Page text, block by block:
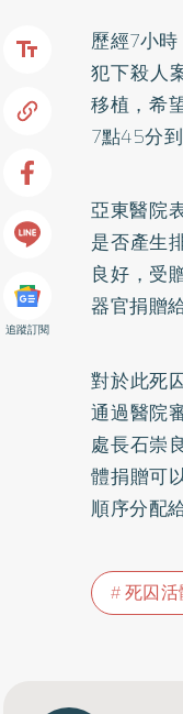
追蹤訂閱
歷經7小
犯下殺人
移植，希
7點45分
亞東醫院
是否產生
良好，受
器官捐贈
對於此死
通過醫院
處長石崇
體捐贈可
順序分配
死囚